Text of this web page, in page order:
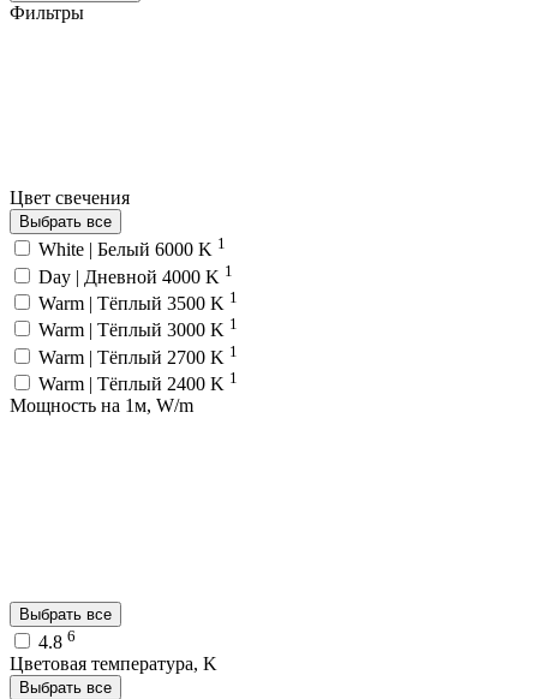
Фильтры
Цвет свечения
Выбрать все
White | Белый 6000 K 1
Day | Дневной 4000 K 1
Warm | Тёплый 3500 K 1
Warm | Тёплый 3000 K 1
Warm | Тёплый 2700 K 1
Warm | Тёплый 2400 K 1
Мощность на 1м, W/m
Выбрать все
4.8 6
Цветовая температура, K
Выбрать все